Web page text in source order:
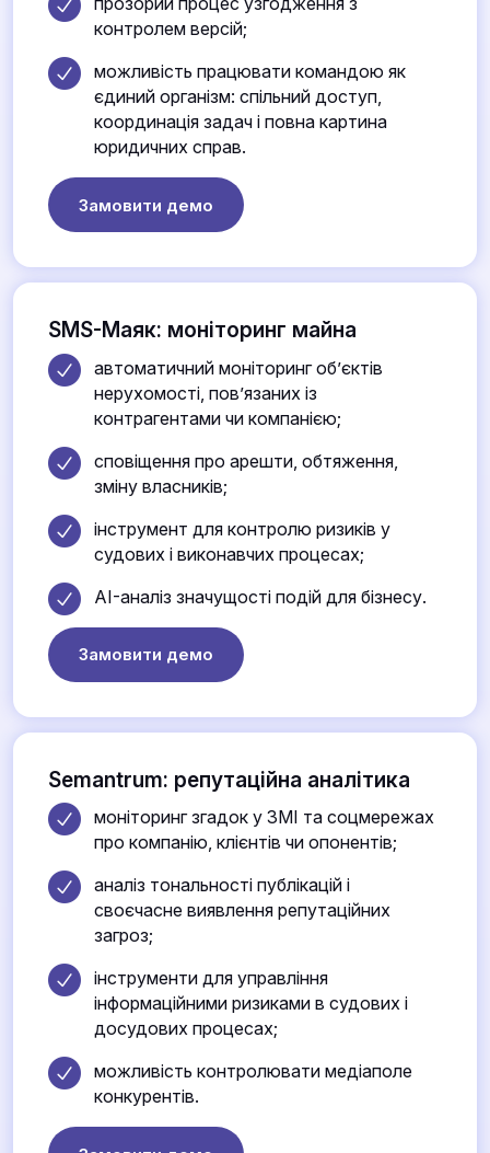
контролем версій;
можливість працювати командою як
єдиний організм: спільний доступ,
координація задач і повна картина
юридичних справ.
Замовити демо
SMS-Маяк: моніторинг майна
автоматичний моніторинг об’єктів
нерухомості, пов’язаних із
контрагентами чи компанією;
сповіщення про арешти, обтяження,
зміну власників;
інструмент для контролю ризиків у
судових і виконавчих процесах;
AI-аналіз значущості подій для бізнесу.
Замовити демо
Semantrum: репутаційна аналітика
моніторинг згадок у ЗМІ та соцмережах
про компанію, клієнтів чи опонентів;
аналіз тональності публікацій і
своєчасне виявлення репутаційних
загроз;
інструменти для управління
інформаційними ризиками в судових і
досудових процесах;
можливість контролювати медіаполе
конкурентів.